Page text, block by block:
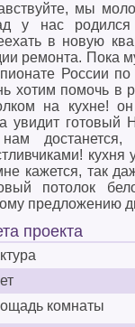
мы
у нас
в новую
ремонта. Пока
России
хотим помочь в
на кухне!
увидит готовый
кажется, так
потолок
предложению
проекта
комнаты